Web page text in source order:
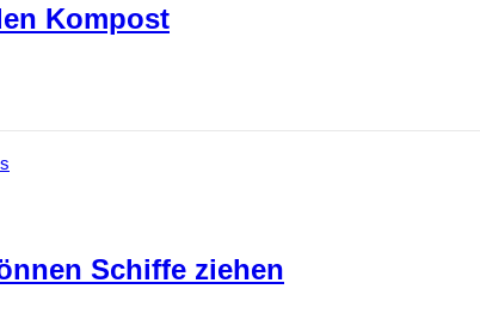
Kompost
Schiffe ziehen